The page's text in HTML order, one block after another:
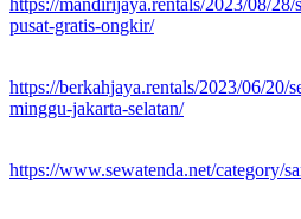
pusat-gratis-ongkir/
https://berkahjaya.rentals/2023/06/20/
minggu-jakarta-selatan/
https://www.sewatenda.net/category/